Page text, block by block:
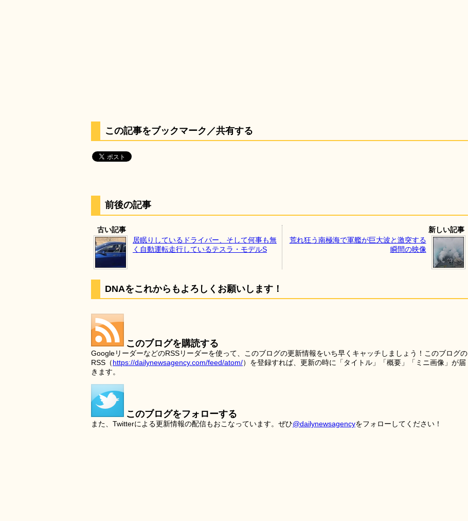
この記事をブックマーク／共有する
前後の記事
古い記事
居眠りしているドライバー、そして何事も無
く自動運転走行しているテスラ・モデルS
新しい記事
荒れ狂う南極海で軍艦が巨大波と激突する
瞬間の映像
DNAをこれからもよろしくお願いします！
このブログを購読する
GoogleリーダーなどのRSSリーダーを使って、このブログの更新情報をいち早くキャッチしましょう！このブログの
RSS（https://dailynewsagency.com/feed/atom/）を登録すれば、更新の時に「タイトル」「概要」「ミニ画像」が届
きます。
このブログをフォローする
また、Twitterによる更新情報の配信もおこなっています。ぜひ@dailynewsagencyをフォローしてください！